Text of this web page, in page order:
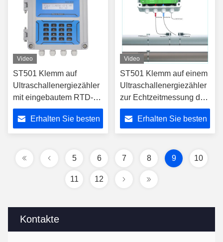
Kontakte
Video
ST501 Klemm auf
Ultraschallenergiezähler
mit eingebautem RTD-
Modul für die
Energieverbrauchsverfolgung
in HVAC- und
Erhalten Sie besten
Video
ST501 Klemm auf einem
Ultraschallenergiezähler
zur Echtzeitmessung des
Wärmeverbrauchs in
Flüssigkeitsheiz- und
Kühlsystemen
Erhalten Sie besten
5 6 7 8 9 10
11 12